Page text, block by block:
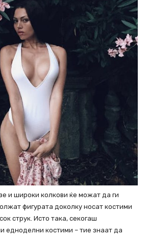
и широки колкови ќе можат да ги
фигурата доколку носат костими
струк. Исто така, секогаш
едноделни костими – тие знаат да